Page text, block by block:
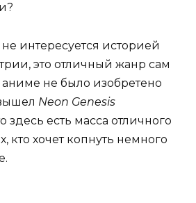
интересуется историей
это отличный жанр сам
не было изобретено
Neon Genesis
здесь есть масса отличного
кто хочет копнуть немного